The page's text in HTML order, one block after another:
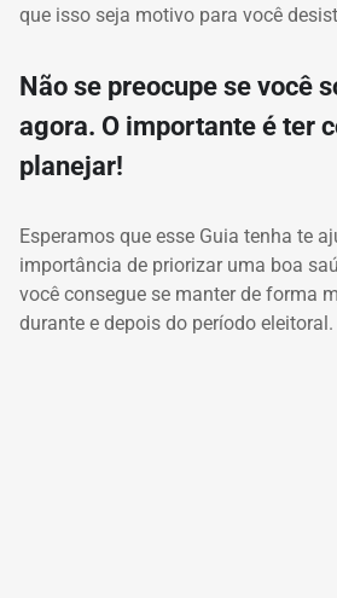
que isso seja motivo para você
Não se preocupe se você
agora. O importante é ter
planejar!
Esperamos que esse Guia tenha te
importância de priorizar uma boa
você consegue se manter de forma
durante e depois do período eleitoral.